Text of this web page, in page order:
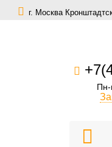
г. Москва